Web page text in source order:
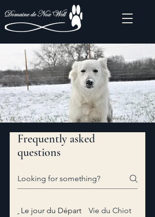
Frequently asked
questions
Le jour du Départ Vie du Chiot